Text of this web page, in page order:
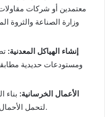
معتمدين أو شركات
وزارة الصناعة والثروة
إنشاء الهياكل المعدنية:
ومستودعات حديدية
الأعمال الخرسانية: بناء
لتحمل الأحمال الثقيلة والمعدات الضخمة.